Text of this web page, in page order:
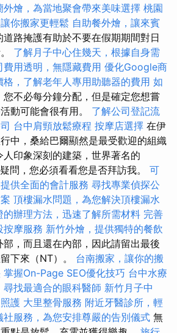
外燴，為當地聚會帶來美味選擇 桃園
你搬家更輕鬆 自助餐外燴，讓來賓
道路掩護有助於不要在假期期間對日
了解月子中心住幾天，根據自身需
費用透明，無隱藏費用 優化Google商
格，了解老年人專用助聽器的費用 如
您不必每分鐘分配，但是確定您想嘗
動可能會很有用。 了解公司登記流
台中肩頸放鬆療程 按摩店選擇 在伊
中，桑給巴爾顯然是最受歡迎的組織
印象深刻的建築，世界著名的
問，您必須看看您是否拜訪我。 可
供全面的會計服務 尋找專業偵探公
頂樓漏水問題，為您解決頂樓漏水
的辦理方法，迅速了解所需材料 完善
按摩服務 新竹外燴，提供獨特的餐飲
，而且還在內部，因此請留出最後
下來（NT）。 台南搬家，讓你的搬
掌握On-Page SEO優化技巧 台中水療
尋找最適合的眼科醫師 新竹月子中
護 大里整骨服務 附近牙醫診所，輕
社服務，為您安排尊嚴的告別儀式 無